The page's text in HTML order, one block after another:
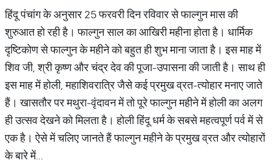
हिंदू पंचांग के अनुसार 25 फरवरी दिन रविवार से फाल्गुन मास की
शुरुआत हो रही है। फाल्गुन साल का आखिरी महीना होता है। धार्मिक
दृष्टिकोण से फाल्गुन के महीने को बहुत ही शुभ माना जाता है। इस माह में
शिव जी, श्री कृष्ण और चंद्र देव की पूजा-उपासना की जाती है। साथ ही
इस माह में होली, महाशिवरात्रि जैसे कई प्रमुख व्रत-त्योहार मनाए जाते
हैं। खासतौर पर मथुरा-वृंदावन में तो पूरे फाल्गुन महीने में होली का अलग
ही उत्सव देखने को मिलता है। होली हिंदू धर्म के सबसे महत्वपूर्ण पर्व में से
एक है। ऐसे में चलिए जानते हैं फाल्गुन महीने के प्रमुख व्रत और त्योहारों
के बारे में...